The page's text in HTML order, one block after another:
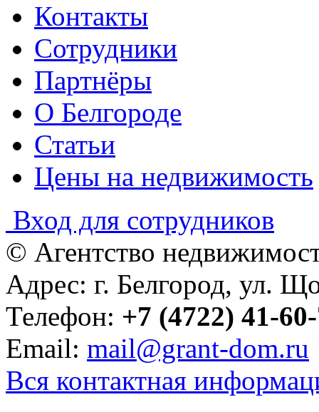
Контакты
Сотрудники
Партнёры
О Белгороде
Статьи
Цены на недвижимость
Вход для сотрудников
© Агентство
Адрес: г. Белгород, ул.
Телефон: +7 (4722) 41-
Email: mail@grant-dom.ru
Вся контактная